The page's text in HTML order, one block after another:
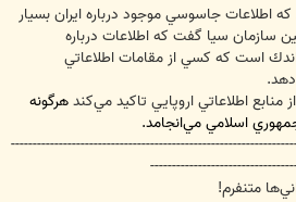
كه اطلاعات جاسوسي موجود درباره ايران بسيار
سازمان سيا گفت كه اطلاعات درباره
است كه كسي از مقامات اطلاعاتي
اطلاعاتي اروپايي تاكيد مي‌كندهرگونه
اسلامي مي‌انجامد.
متنفرم!